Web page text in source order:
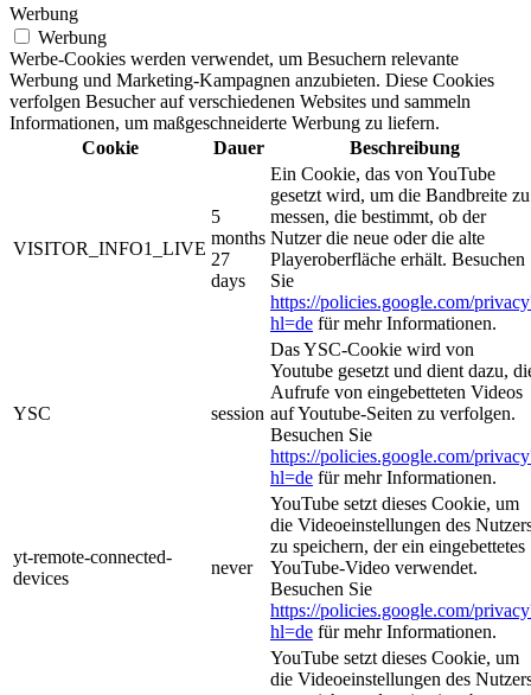
Werbung
Werbung
Werbe-Cookies werden verwendet, um Besuchern relevante
Werbung und Marketing-Kampagnen anzubieten. Diese Cookies
verfolgen Besucher auf verschiedenen Websites und sammeln
Informationen, um maßgeschneiderte Werbung zu liefern.
Cookie
Dauer Beschreibung
VISITOR_INFO1_LIVE
5
months
27
days
Ein Cookie, das von YouTube
gesetzt wird, um die Bandbreite zu
messen, die bestimmt, ob der
Nutzer die neue oder die alte
Playeroberfläche erhält. Besuchen
Sie
https://policies.google.com/
hl=de für mehr Informationen.
YSC session
Das YSC-Cookie wird von
Youtube gesetzt und dient dazu,
Aufrufe von eingebetteten Videos
auf Youtube-Seiten zu verfolgen.
Besuchen Sie
https://policies.google.com/
hl=de für mehr Informationen.
yt-remote-connected-
devices
never
YouTube setzt dieses Cookie, um
die Videoeinstellungen des
zu speichern, der ein eingebettetes
YouTube-Video verwendet.
Besuchen Sie
https://policies.google.com/
hl=de für mehr Informationen.
YouTube setzt dieses Cookie, um
die Videoeinstellungen des